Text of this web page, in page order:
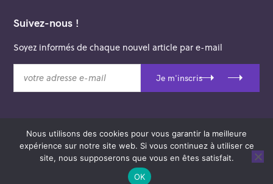
Suivez-nous !
Soyez informés de chaque nouvel article par e-mail
t
Je m'inscris
© 2026 Saint-Merry Hors-les-Murs.
Theme: Felt byPixelgrade.
Nous utilisons des cookies pour vous garantir la meilleure
expérience sur notre site web. Si vous continuez à utiliser ce
site, nous supposerons que vous en êtes satisfait.
OK